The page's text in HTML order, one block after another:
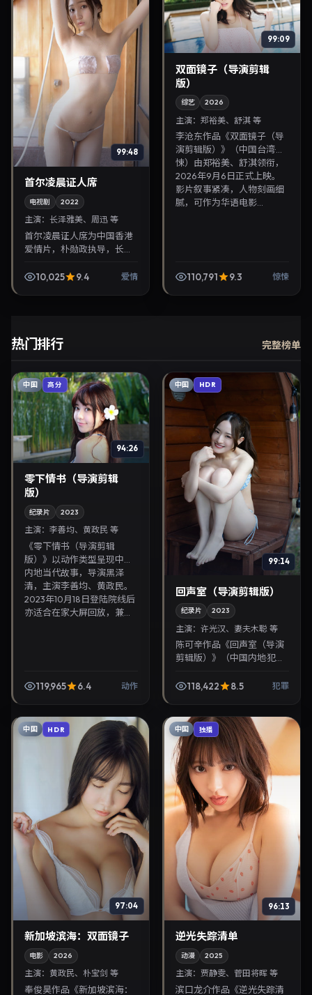
99:48
首尔凌晨证人席
电视剧 2022
主演： 长泽雅美、周迅 等
首尔凌晨证人席为中国香港
爱情片，朴勋政执导，长泽
年12月5日首映，讲述人性抉
10,025 9.4 爱情
99:09
双面镜子（导演剪辑
版）
综艺 2026
主演：郑裕美、舒淇 等
李沧东作品《双面镜子（导
演剪辑版）》（中国台湾·惊
悚）由郑裕美、舒淇领衔，
2026年9月6日正式上映。
影片叙事紧凑，人物刻画细
腻，可作为华语电影...
110,791 9.3 惊悚
热门排行 完整榜单
中国 高分
94:26
零下情书（导演剪辑
版）
纪录片 2023
主演： 李善均、黄政民 等
《零下情书（导演剪辑
版）》以动作类型呈现中国
内地当代故事，导演黑泽
清，主演李善均、黄政民。
2023年10月18日登陆院线后
亦适合在家大屏回放，兼...
119,965 6.4 动作
中国 HDR
99:14
回声室（导演剪辑版）
纪录片 2023
主演：许光汉、妻夫木聪 等
陈可辛作品《回声室（导演
剪辑版）》（中国内地·犯
衔，2023年2月25日正式上
118,422 8.5 犯罪
中国 HDR
97:04
新加坡滨海：双面镜子
电影 2026
主演： 黄政民、朴宝剑 等
奉俊昊作品《新加坡滨海：
中国 独播
96:13
逆光失踪清单
动漫 2025
主演：贾静雯、菅田将晖 等
滨口龙介作品《逆光失踪清